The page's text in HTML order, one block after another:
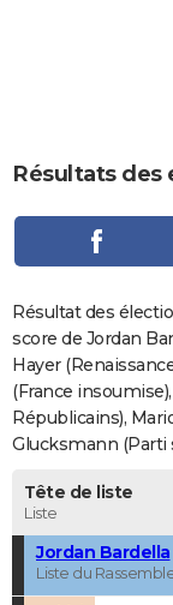
CARTE DE VOEUX
Carte de Noël
Carte Bonne année
Carte Saint-Valentin
Carte Pâques
Carte d'anniversaire
DICTIONNAIRE
Dictionnaire
Biographies
Citations
Expressions
Proverbes
PROGRAMME TV
COPAINS D'AVANT
S'inscrire
Se connecter
Lycées
Collèges
Primaires
Universités
Entreprises
Service militaire
Avis de recherche
AVIS DE DÉCÈS
FORUM
Résultats des
Résultat des
score de Jordan
Hayer
(France
Républicains),
Glucksmann (Parti
Tête de liste
Liste
Jordan Bardella
Liste du